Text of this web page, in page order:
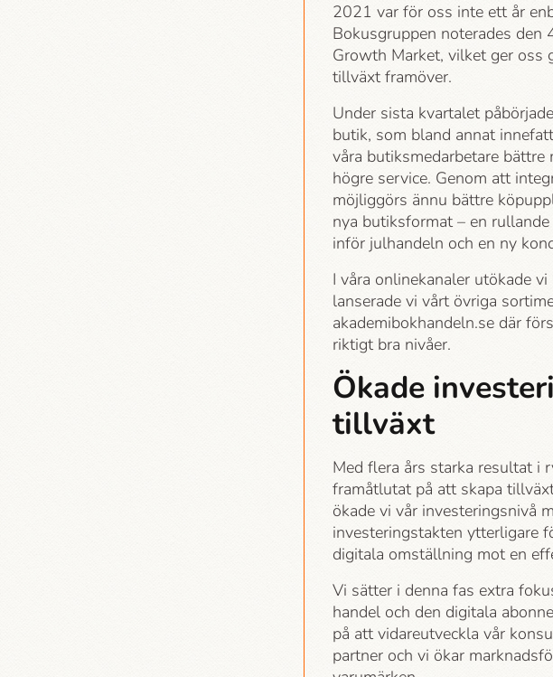
2021 var för oss inte ett år
Bokusgruppen noterades den
Growth Market, vilket ger oss
tillväxt framöver.
Under sista kvartalet
butik, som bland annat
våra butiksmedarbetare
högre service. Genom att
möjliggörs ännu bättre
nya butiksformat – en
inför julhandeln och en ny
I våra onlinekanaler utökade
lanserade vi vårt övriga
akademi­bokhandeln.se där
riktigt bra nivåer.
Ökade
tillväxt
Med flera års starka resultat i
framåtlutat på att skapa
ökade vi vår investeringsnivå
investeringstakten ytterligare
digitala omställning mot en
Vi sätter i denna fas extra
handel och den digitala
på att vidareutveckla vår
partner och vi ökar